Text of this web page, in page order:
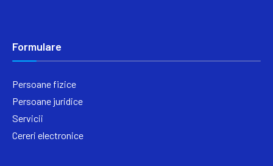
Formulare
Persoane fizice
Persoane juridice
Servicii
Cereri electronice